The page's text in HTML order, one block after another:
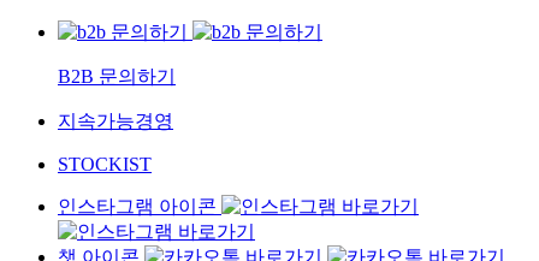
B2B 문의하기
지속가능경영
STOCKIST
인스타그램 아이콘
챗 아이콘